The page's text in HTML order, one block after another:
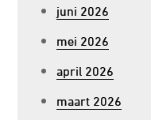
juni 2026
mei 2026
april 2026
maart 2026